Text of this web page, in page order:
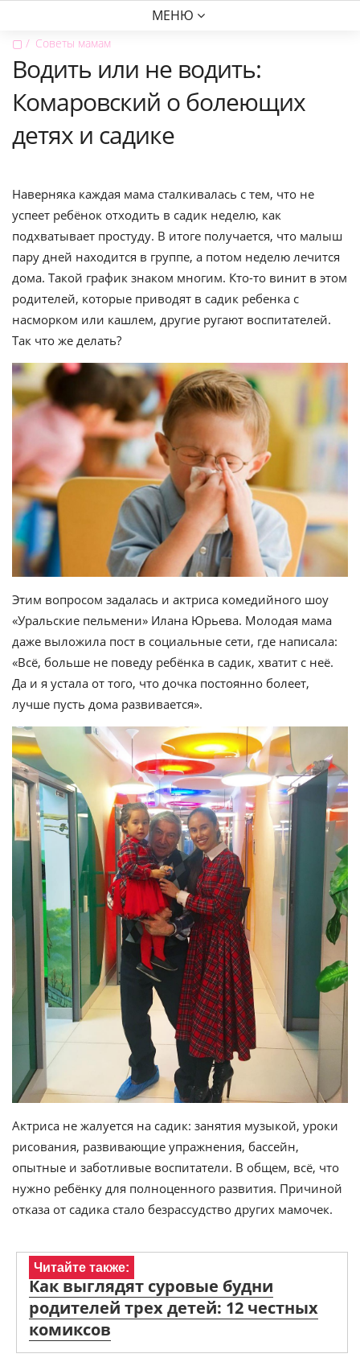
МЕНЮ
▢ Советы мамам
Водить или не водить:
Комаровский о болеющих
детях и садике
Наверняка каждая мама сталкивалась с тем, что не
успеет ребёнок отходить в садик неделю, как
подхватывает простуду. В итоге получается, что малыш
пару дней находится в группе, а потом неделю лечится
дома. Такой график знаком многим. Кто-то винит в этом
родителей, которые приводят в садик ребенка с
насморком или кашлем, другие ругают воспитателей.
Так что же делать?
Этим вопросом задалась и актриса комедийного шоу
«Уральские пельмени» Илана Юрьева. Молодая мама
даже выложила пост в социальные сети, где написала:
«Всё, больше не поведу ребёнка в садик, хватит с неё.
Да и я устала от того, что дочка постоянно болеет,
лучше пусть дома развивается».
Актриса не жалуется на садик: занятия музыкой, уроки
рисования, развивающие упражнения, бассейн,
опытные и заботливые воспитатели. В общем, всё, что
нужно ребёнку для полноценного развития. Причиной
отказа от садика стало безрассудство других мамочек.
Читайте также:
Как выглядят суровые будни
родителей трех детей: 12 честных
комиксов